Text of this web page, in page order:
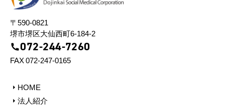
〒590-0821
堺市堺区⼤仙⻄町6-184-2
072-244-7260
FAX 072-247-0165
HOME
法人紹介